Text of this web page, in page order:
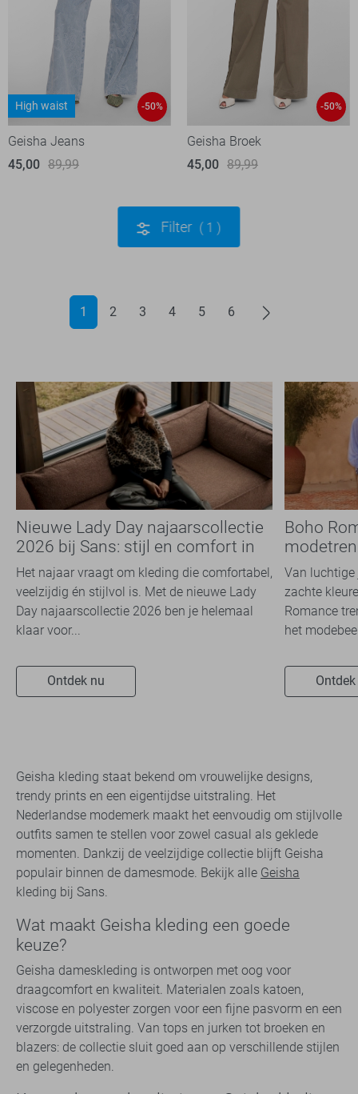
High waist -50%
Geisha Jeans
45,00 89,99
-50%
Geisha Broek
45,00 89,99
Filter 1
1 2 3 4 5 6
Nieuwe Lady Day najaarscollectie
2026 bij Sans: stijl en comfort in
travelkwaliteit
Het najaar vraagt om kleding die comfortabel,
veelzijdig én stijlvol is. Met de nieuwe Lady
Day najaarscollectie 2026 ben je helemaal
klaar voor...
Ontdek nu
Boho
overal
Van luchtige
zachte
Romance
het
Geisha kleding staat bekend om vrouwelijke designs,
trendy prints en een eigentijdse uitstraling. Het
Nederlandse modemerk maakt het eenvoudig om stijlvolle
outfits samen te stellen voor zowel casual als geklede
momenten. Dankzij de veelzijdige collectie blijft Geisha
populair binnen de damesmode. Bekijk alle Geisha
kleding bij Sans.
Wat maakt Geisha kleding een goede
keuze?
Geisha dameskleding is ontworpen met oog voor
draagcomfort en kwaliteit. Materialen zoals katoen,
viscose en polyester zorgen voor een fijne pasvorm en een
verzorgde uitstraling. Van tops en jurken tot broeken en
blazers: de collectie sluit goed aan op verschillende stijlen
en gelegenheden.